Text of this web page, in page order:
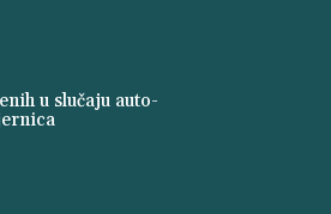
u slučaju auto-